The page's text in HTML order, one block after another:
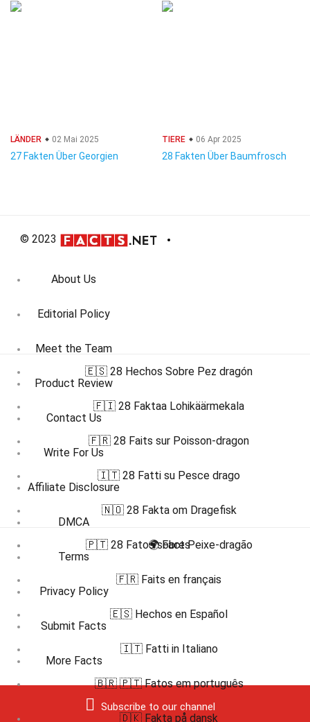
LÄNDER 02 Mai 2025
27 Fakten Über Georgien
TIERE 06 Apr 2025
28 Fakten Über Baumfrosch
© 2023
About Us
Editorial Policy
Meet the Team
Product Review
Contact Us
Write For Us
Affiliate Disclosure
DMCA
Terms
Privacy Policy
Submit Facts
More Facts
Subscribe to our channel
🇪🇸 28 Hechos Sobre Pez dragón
🇫🇮 28 Faktaa Lohikäärmekala
🇫🇷 28 Faits sur Poisson-dragon
🇮🇹 28 Fatti su Pesce drago
🇳🇴 28 Fakta om Dragefisk
🇵🇹 28 Fatos sobre Peixe-dragão
🌍 Facts
🇫🇷 Faits en français
🇪🇸 Hechos en Español
🇮🇹 Fatti in Italiano
🇧🇷 🇵🇹 Fatos em português
🇩🇰 Fakta på dansk